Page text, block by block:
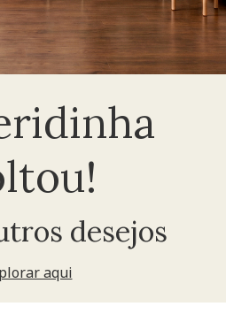
desejos
aqui